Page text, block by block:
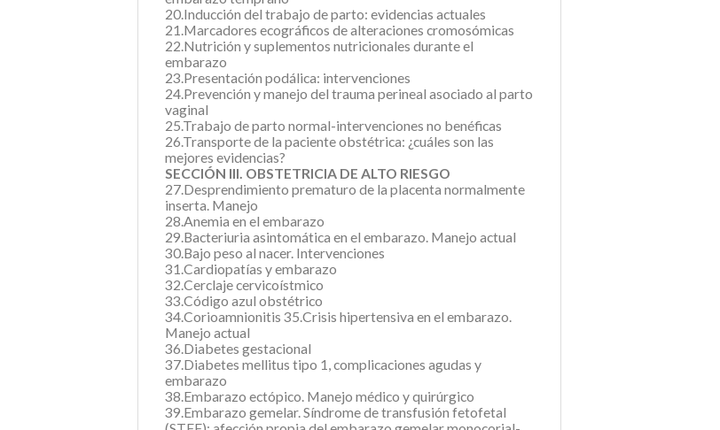
20.Inducción del trabajo de parto: evidencias actuales
21.Marcadores ecográficos de alteraciones cromosómicas
22.Nutrición y suplementos nutricionales durante el
embarazo
23.Presentación podálica: intervenciones
24.Prevención y manejo del trauma perineal asociado al parto
vaginal
25.Trabajo de parto normal-intervenciones no benéficas
26.Transporte de la paciente obstétrica: ¿cuáles son las
mejores evidencias?
SECCIÓN III. OBSTETRICIA DE ALTO RIESGO
27.Desprendimiento prematuro de la placenta normalmente
inserta. Manejo
28.Anemia en el embarazo
29.Bacteriuria asintomática en el embarazo. Manejo actual
30.Bajo peso al nacer. Intervenciones
31.Cardiopatías y embarazo
32.Cerclaje cervicoístmico
33.Código azul obstétrico
34.Corioamnionitis 35.Crisis hipertensiva en el embarazo.
Manejo actual
36.Diabetes gestacional
37.Diabetes mellitus tipo 1, complicaciones agudas y
embarazo
38.Embarazo ectópico. Manejo médico y quirúrgico
39.Embarazo gemelar. Síndrome de transfusión fetofetal